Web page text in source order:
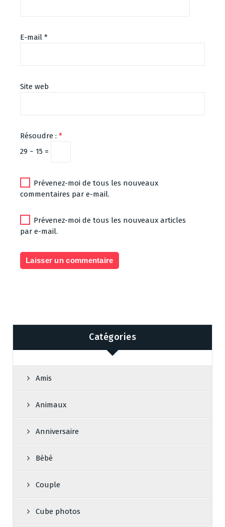
E-mail *
Site web
Résoudre : *
29 − 15 =
Prévenez-moi de tous les nouveaux
commentaires par e-mail.
Prévenez-moi de tous les nouveaux articles
par e-mail.
Catégories
Amis
Animaux
Anniversaire
Bébé
Couple
Cube photos